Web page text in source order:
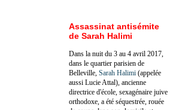
Assassinat antisémite
de Sarah Halimi
Dans la nuit du 3 au 4 avril 2017,
dans le quartier parisien de
Belleville, Sarah Halimi (appelée
aussi Lucie Attal), ancienne
directrice d'école, sexagénaire juive
orthodoxe, a été séquestrée, rouée